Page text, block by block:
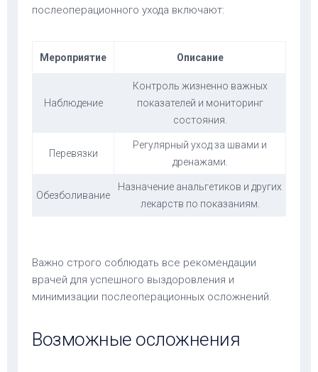
послеоперационного ухода включают:
Мероприятие Описание
Наблюдение
Контроль жизненно важных
показателей и мониторинг
состояния.
Перевязки
Регулярный уход за швами и
дренажами.
Обезболивание
Назначение анальгетиков и других
лекарств по показаниям.
Важно строго соблюдать все рекомендации
врачей для успешного выздоровления и
минимизации послеоперационных осложнений.
Возможные осложнения